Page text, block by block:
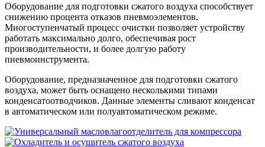
Оборудование для подготовки сжатого воздуха способствует
снижению процента отказов пневмоэлементов.
Многоступенчатый процесс очистки позволяет устройству
работать максимально долго, обеспечивая рост
производительности, и более долгую работу
пневмоинструмента.
Оборудование, предназначенное для подготовки сжатого
воздуха, может быть оснащено несколькими типами
конденсатоотводчиков. Данные элементы сливают конденсат
в автоматическом или полуавтоматическом режиме.